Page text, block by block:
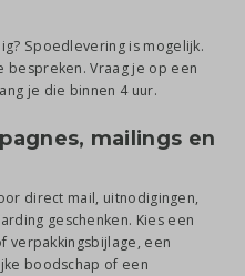
Spoedlevering is mogelijk.
bespreken. Vraag je op een
je die binnen 4 uur.
mailings en
direct mail, uitnodigingen,
geschenken. Kies een
verpakkingsbijlage, een
boodschap of een